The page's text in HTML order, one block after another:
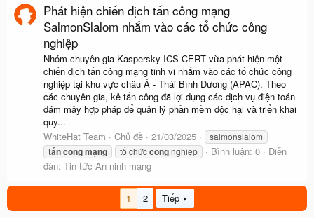
Phát hiện chiến dịch tấn công mạng
SalmonSlalom nhắm vào các tổ chức công
nghiệp
Nhóm chuyên gia Kaspersky ICS CERT vừa phát hiện một
chiến dịch tấn công mạng tinh vi nhắm vào các tổ chức công
nghiệp tại khu vực châu Á - Thái Bình Dương (APAC). Theo
các chuyên gia, kẻ tấn công đã lợi dụng các dịch vụ điện toán
đám mây hợp pháp để quản lý phần mềm độc hại và triển khai
quy...
WhiteHat Team
Chủ đề 21/03/2025 salmonslalom
tấncôngmạng tổ chứccôngnghiệp Bình luận: 0
Diễn
đàn: Tin tức An ninh mạng
1 2 Tiếp